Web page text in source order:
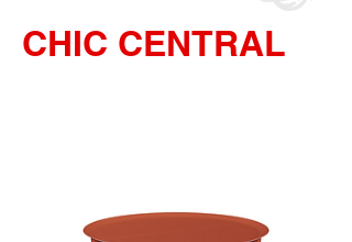
CHIC CENTRAL